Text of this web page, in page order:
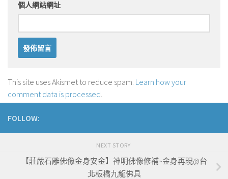
個人網站網址
This site uses Akismet to reduce spam. Learn how your
comment data is processed.
FOLLOW:
NEXT STORY
【莊嚴石雕佛像金身安金】神明佛像修補~金身再現@台
北板橋九龍佛具